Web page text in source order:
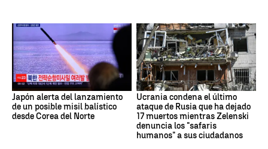
Japón alerta del lanzamiento
de un posible misil balístico
desde Corea del Norte
Ucrania condena el último
ataque de Rusia que ha dejado
17 muertos mientras Zelenski
denuncia los "safaris
humanos" a sus ciudadanos